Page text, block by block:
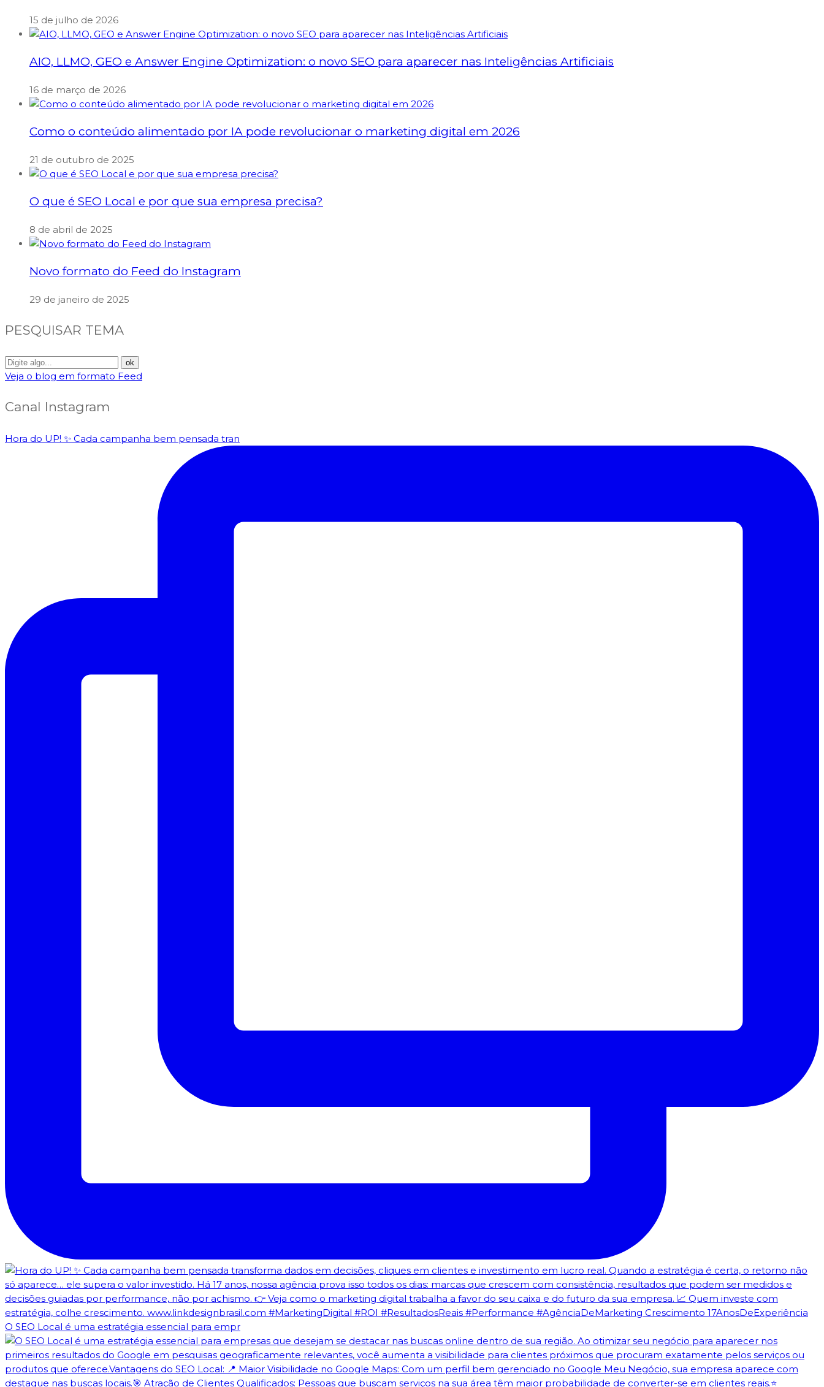
15 de julho de 2026
AIO, LLMO, GEO e Answer Engine Optimization: o novo SEO para aparecer nas Inteligências Artificiais
16 de março de 2026
Como o conteúdo alimentado por IA pode revolucionar o marketing digital em 2026
21 de outubro de 2025
O que é SEO Local e por que sua empresa precisa?
8 de abril de 2025
Novo formato do Feed do Instagram
29 de janeiro de 2025
PESQUISAR TEMA
Veja o blog em formato Feed
Canal Instagram
Hora do UP! ✨️ Cada campanha bem pensada tran
O SEO Local é uma estratégia essencial para empr